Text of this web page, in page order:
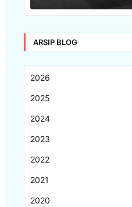
ARSIP BLOG
2026
2025
2024
2023
2022
2021
2020